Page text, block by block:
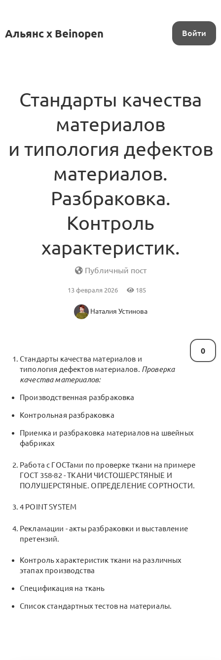
Альянс x Beinopen Войти
Стандарты качества
материалов
и типология дефектов
материалов.
Разбраковка.
Контроль
характеристик.
Публичный пост
13 февраля 2026 185
Наталия Устинова
0
Стандарты качества материалов и
типология дефектов материалов. Проверка
качества материалов:
Производственная разбраковка
Контрольная разбраковка
Приемка и разбраковка материалов на швейных
фабриках
Работа с ГОСТами по проверке ткани на примере
ГОСТ 358-82 - ТКАНИ ЧИСТОШЕРСТЯНЫЕ И
ПОЛУШЕРСТЯНЫЕ. ОПРЕДЕЛЕНИЕ СОРТНОСТИ.
4 POINT SYSTEM
Рекламации - акты разбраковки и выставление
претензий.
Контроль характеристик ткани на различных
этапах производства
Спецификация на ткань
Список стандартных тестов на материалы.